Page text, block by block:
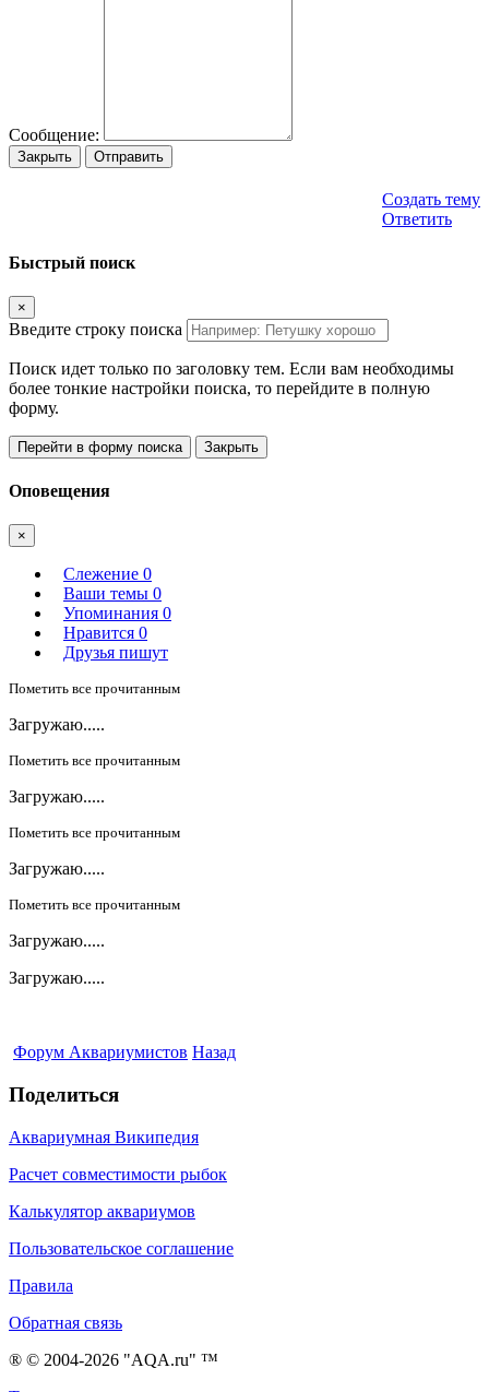
Сообщение:
Закрыть Отправить
Создать тему
Ответить
Быстрый поиск
×
Введите строку поиска
Поиск идет только по заголовку тем. Если вам необходимы
более тонкие настройки поиска, то перейдите в полную
форму.
Перейти в форму поиска Закрыть
Оповещения
×
Слежение 0
Ваши темы 0
Упоминания 0
Нравится 0
Друзья пишут
Пометить все прочитанным
Загружаю.....
Пометить все прочитанным
Загружаю.....
Пометить все прочитанным
Загружаю.....
Пометить все прочитанным
Загружаю.....
Загружаю.....
Форум Аквариумистов Назад
Поделиться
Аквариумная Википедия
Расчет совместимости рыбок
Калькулятор аквариумов
Пользовательское соглашение
Правила
Обратная связь
® © 2004-2026 "AQA.ru" ™